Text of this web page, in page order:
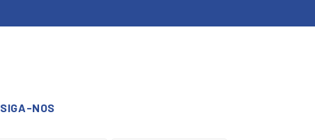
SIGA-NOS